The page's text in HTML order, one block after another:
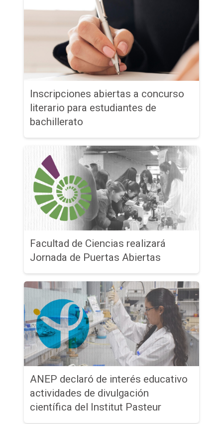
Inscripciones abiertas a concurso
literario para estudiantes de
bachillerato
Facultad de Ciencias realizará
Jornada de Puertas Abiertas
ANEP declaró de interés educativo
actividades de divulgación
científica del Institut Pasteur